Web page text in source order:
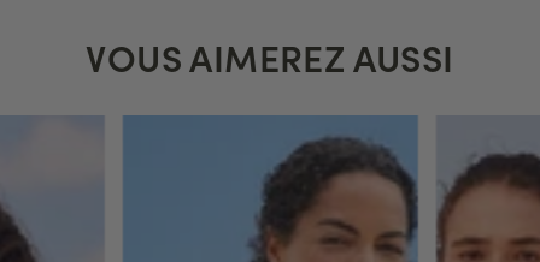
VOUS AIMEREZ AUSSI